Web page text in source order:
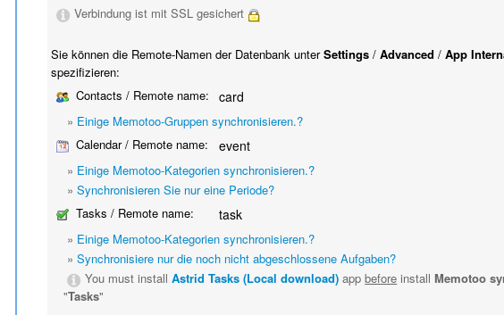
Verbindung ist mit SSL gesichert
Sie können die Remote-Namen der Datenbank unterSettings /Advanced /App
spezifizieren:
Contacts / Remote name:
card
» Einige Memotoo-Gruppen synchronisieren.?
Calendar / Remote name:
event
» Einige Memotoo-Kategorien synchronisieren.?
»Synchronisieren Sie nur eine Periode?
Tasks / Remote name:
task
» Einige Memotoo-Kategorien synchronisieren.?
»Synchronisiere nur die noch nicht abgeschlossene Aufgaben?
You must installAstrid Tasks (Local download) appbefore install Memotoo
"Tasks"